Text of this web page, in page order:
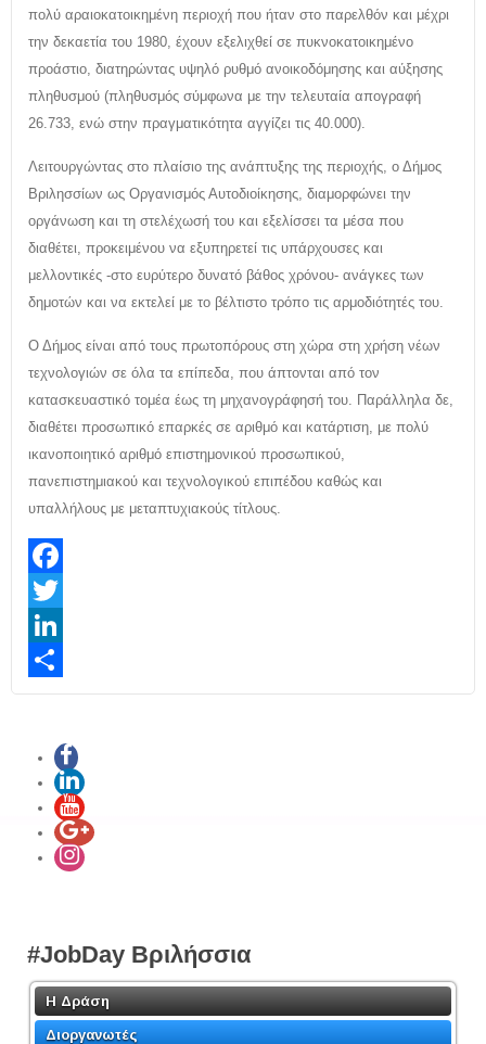
πολύ αραιοκατοικημένη περιοχή που ήταν στο παρελθόν και μέχρι
την δεκαετία του 1980, έχουν εξελιχθεί σε πυκνοκατοικημένο
προάστιο, διατηρώντας υψηλό ρυθμό ανοικοδόμησης και αύξησης
πληθυσμού (πληθυσμός σύμφωνα με την τελευταία απογραφή
26.733, ενώ στην πραγματικότητα αγγίζει τις 40.000).
Λειτουργώντας στο πλαίσιο της ανάπτυξης της περιοχής, ο Δήμος
Βριλησσίων ως Οργανισμός Αυτοδιοίκησης, διαμορφώνει την
οργάνωση και τη στελέχωσή του και εξελίσσει τα μέσα που
διαθέτει, προκειμένου να εξυπηρετεί τις υπάρχουσες και
μελλοντικές -στο ευρύτερο δυνατό βάθος χρόνου- ανάγκες των
δημοτών και να εκτελεί με το βέλτιστο τρόπο τις αρμοδιότητές του.
Ο Δήμος είναι από τους πρωτοπόρους στη χώρα στη χρήση νέων
τεχνολογιών σε όλα τα επίπεδα, που άπτονται από τον
κατασκευαστικό τομέα έως τη μηχανογράφησή του. Παράλληλα δε,
διαθέτει προσωπικό επαρκές σε αριθμό και κατάρτιση, με πολύ
ικανοποιητικό αριθμό επιστημονικού προσωπικού,
πανεπιστημιακού και τεχνολογικού επιπέδου καθώς και
υπαλλήλους με μεταπτυχιακούς τίτλους.
Facebook
Twitter
LinkedIn
Share
#JobDay Βριλήσσια
Η Δράση
Διοργανωτές